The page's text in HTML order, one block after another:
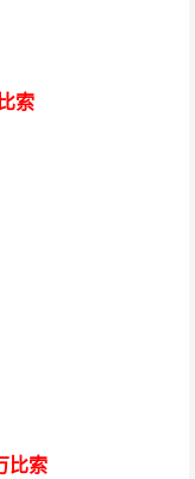
索
比索